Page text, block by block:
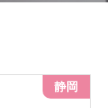
静岡